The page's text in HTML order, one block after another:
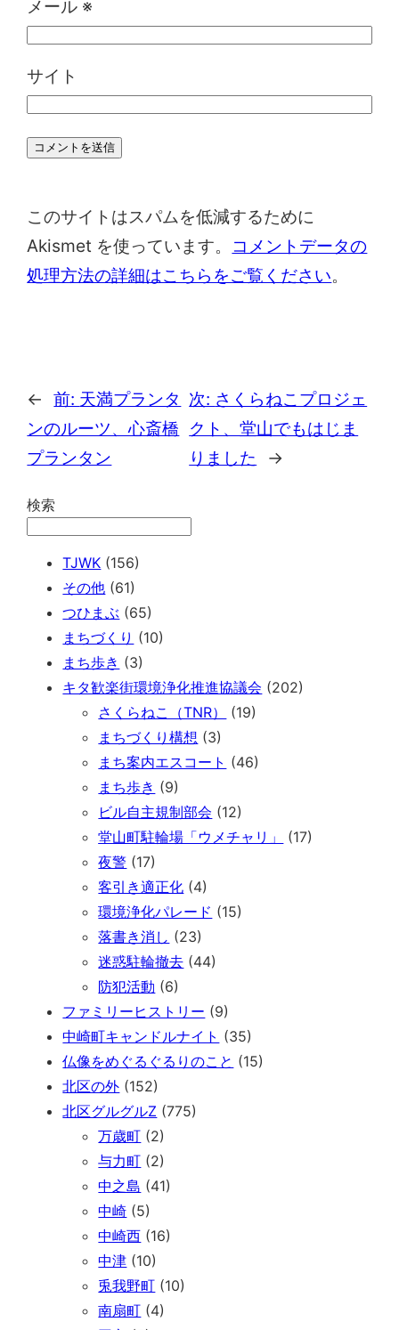
メール ※
サイト
このサイトはスパムを低減するために
Akismet を使っています。
コメントデータの
処理方法の詳細はこちらをご覧ください。
← 前: 天満プランタ
ンのルーツ、心斎橋
プランタン
次: さくらねこプロジェ
クト、堂山でもはじま
りました
→
検索
TJWK (156)
その他 (61)
つひまぶ (65)
まちづくり (10)
まち歩き (3)
キタ歓楽街環境浄化推進協議会 (202)
さくらねこ（TNR）
(19)
まちづくり構想 (3)
まち案内エスコート (46)
まち歩き (9)
ビル自主規制部会 (12)
堂山町駐輪場「ウメチャリ」
(17)
夜警 (17)
客引き適正化 (4)
環境浄化パレード (15)
落書き消し (23)
迷惑駐輪撤去 (44)
防犯活動 (6)
ファミリーヒストリー (9)
中崎町キャンドルナイト (35)
仏像をめぐるぐるりのこと (15)
北区の外 (152)
北区グルグルZ (775)
万歳町 (2)
与力町 (2)
中之島 (41)
中崎 (5)
中崎西 (16)
中津 (10)
兎我野町 (10)
南扇町 (4)